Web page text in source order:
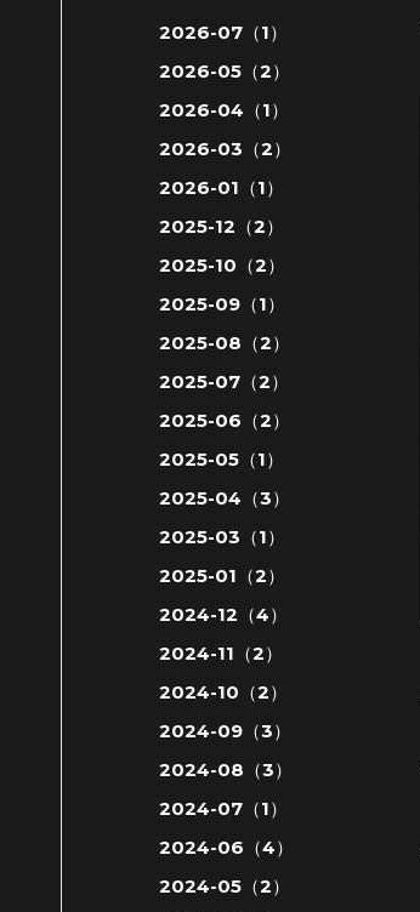
2026-07（1）
2026-05（2）
2026-04（1）
2026-03（2）
2026-01（1）
2025-12（2）
2025-10（2）
2025-09（1）
2025-08（2）
2025-07（2）
2025-06（2）
2025-05（1）
2025-04（3）
2025-03（1）
2025-01（2）
2024-12（4）
2024-11（2）
2024-10（2）
2024-09（3）
2024-08（3）
2024-07（1）
2024-06（4）
2024-05（2）